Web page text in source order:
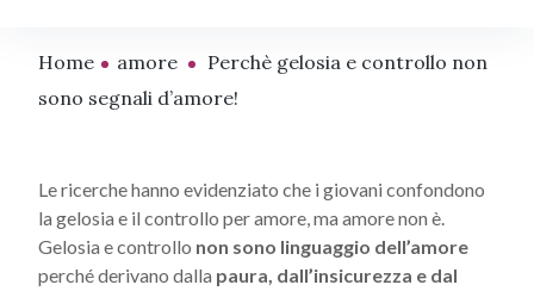
Home amore
Perchè gelosia e controllo non
sono segnali d’amore!
Le ricerche hanno evidenziato che i giovani confondono
la gelosia e il controllo per amore, ma amore non è.
Gelosia e controllo non sono linguaggio dell’amore
perché derivano dalla paura, dall’insicurezza e dal